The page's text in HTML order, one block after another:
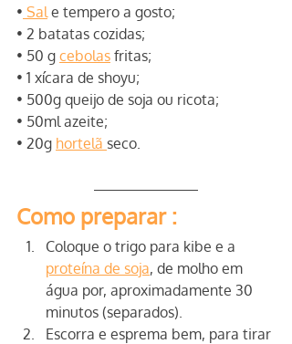
• Sal e tempero a gosto;
• 2 batatas cozidas;
• 50 g cebolas fritas;
• 1 xícara de shoyu;
• 500g queijo de soja ou ricota;
• 50ml azeite;
• 20g hortelã seco.
Como preparar :
Coloque o trigo para kibe e a
proteína de soja, de molho em
água por, aproximadamente 30
minutos (separados).
Escorra e esprema bem, para tirar